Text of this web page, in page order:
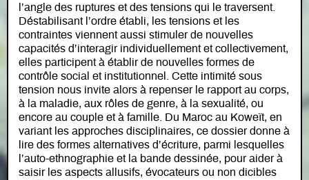
l’angle des ruptures et des tensions qui le traversent.
Déstabilisant l’ordre établi, les tensions et les
contraintes viennent aussi stimuler de nouvelles
capacités d’interagir individuellement et collectivement,
elles participent à établir de nouvelles formes de
contrôle social et institutionnel. Cette intimité sous
tension nous invite alors à repenser le rapport au corps,
à la maladie, aux rôles de genre, à la sexualité, ou
encore au couple et à famille. Du Maroc au Koweït, en
variant les approches disciplinaires, ce dossier donne à
lire des formes alternatives d’écriture, parmi lesquelles
l’auto-ethnographie et la bande dessinée, pour aider à
saisir les aspects allusifs, évocateurs ou non dicibles